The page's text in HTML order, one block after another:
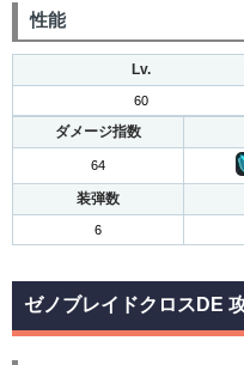
性能
Lv.
60
ダメージ指数
64
装弾数
6
ゼノブレイドクロスDE